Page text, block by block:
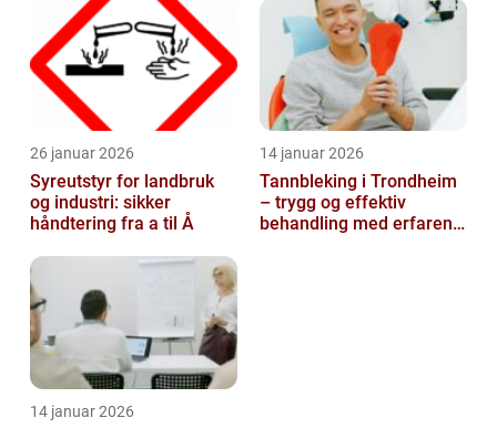
26 januar 2026
Syreutstyr for landbruk
og industri: sikker
håndtering fra a til Å
14 januar 2026
Tannbleking i Trondheim
– trygg og effektiv
behandling med erfaren
14 januar 2026